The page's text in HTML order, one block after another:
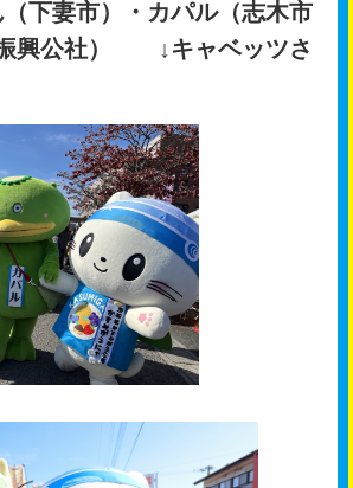
下妻市）・カパル（志木市
興公社） ↓キャベッツさ